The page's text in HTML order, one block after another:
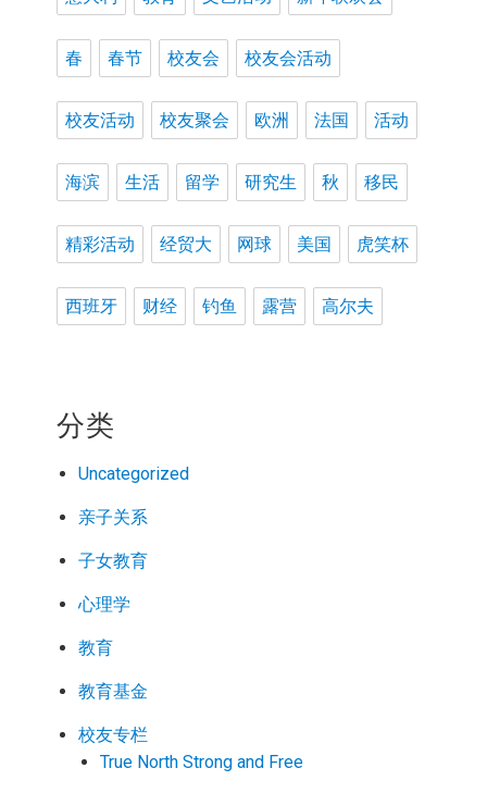
春 春节 校友会 校友会活动
校友活动 校友聚会 欧洲 法国 活动
海滨 生活 留学 研究生 秋 移民
精彩活动 经贸大 网球 美国 虎笑杯
西班牙 财经 钓鱼 露营 高尔夫
分类
Uncategorized
亲子关系
子女教育
心理学
教育
教育基金
校友专栏
True North Strong and Free